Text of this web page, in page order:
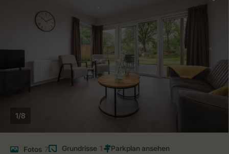
1/8
Fotos 7 Grundrisse 1